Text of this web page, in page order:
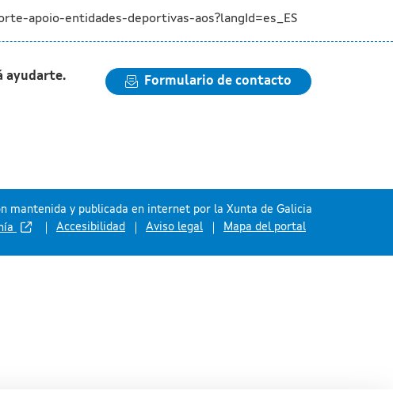
apoio-entidades-deportivas-aos?langId=es_ES
ayudarte. Formulario de contacto
mantenida y publicada en internet por la Xunta de Galicia
Accesibilidad Aviso legal Mapa del portal